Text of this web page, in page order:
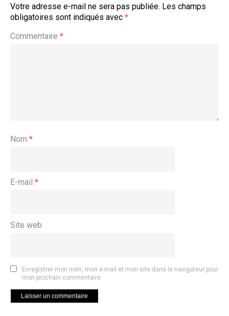
Votre adresse e-mail ne sera pas publiée. Les champs
obligatoires sont indiqués avec *
Commentaire *
Nom *
E-mail *
Site web
Enregistrer mon nom, mon e-mail et mon site dans le navigateur pour
mon prochain commentaire.